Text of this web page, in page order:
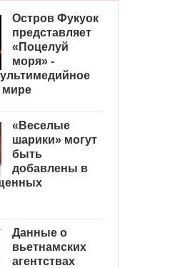
Остров Фукуок
представляет
«Поцелуй
моря» -
мире
«Веселые
шарики» могут
быть
добавлены в
Данные о
вьетнамских
агентствах